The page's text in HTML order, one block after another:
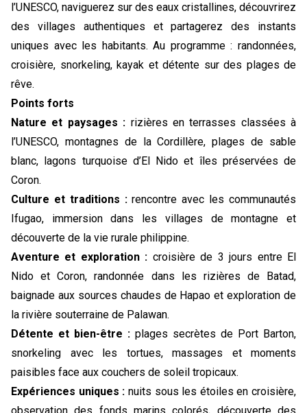
l’UNESCO, naviguerez sur des eaux cristallines, découvrirez
des villages authentiques et partagerez des instants
uniques avec les habitants. Au programme : randonnées,
croisière, snorkeling, kayak et détente sur des plages de
rêve.
Points forts
Nature et paysages : rizières en terrasses classées à
l’UNESCO, montagnes de la Cordillère, plages de sable
blanc, lagons turquoise d’El Nido et îles préservées de
Coron.
Culture et traditions :rencontre avec les communautés
Ifugao, immersion dans les villages de montagne et
découverte de la vie rurale philippine.
Aventure et exploration : croisière de 3 jours entre El
Nido et Coron, randonnée dans les rizières de Batad,
baignade aux sources chaudes de Hapao et exploration de
la rivière souterraine de Palawan.
Détente et bien-être : plages secrètes de Port Barton,
snorkeling avec les tortues, massages et moments
paisibles face aux couchers de soleil tropicaux.
Expériences uniques : nuits sous les étoiles en croisière,